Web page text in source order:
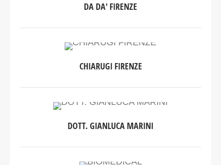
DA DA' FIRENZE
CHIARUGI FIRENZE
DOTT. GIANLUCA MARINI